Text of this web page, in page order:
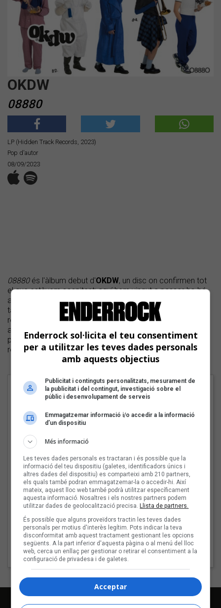
OKDW
08880
LP (Hidden Track Records, 2023)
Pop d'autor
08/09/2023
08880és l'àlbum debut d'OKDW, un disc on confirmen tot
el que estàvem sospitant: aquí hem vingut a passar-ho bé,
a ballar, a vacil·lar i a divertir-nos. Però en aquest disc
també trobarem espai per a la reflexió sobre temes
relacionats amb la comunitat LGTBI+ i la salut mental,
alhora que funciona com un petit manual de supervivència
per a resistir en la societat accelerada en la qual vivim. En
resum, tot un al·legat a la Generació Z.
Cançons
1 - Big bang
2 - Només amigues
3 - Miau
4 - Angry Virts
5 - Blisters
6 - 08880
7 - La mel
8 - Cabos sueltos
9 - Saliva
10 - Estic bé
Enderrock sol·licita el teu consentiment
per a utilitzar les teves dades personals
amb aquests objectius
Publicitat i continguts personalitzats, mesurament de
la publicitat i del contingut, investigació sobre el
públic i desenvolupament de serveis
Emmagatzemar informació i/o accedir a la informació
d’un dispositiu
Més informació
Les teves dades personals es tractaran i és possible que la
informació del teu dispositiu (galetes, identificadors únics i
altres dades del dispositiu) es comparteixi amb 210 partners,
els quals també podran emmagatzemar-la o accedir-hi. Així
mateix, aquest lloc web també podrà utilitzar específicament
aquesta informació. Nosaltres i els nostres partners podem
utilitzar dades de geolocalització precisa. Llista de partners.
És possible que alguns proveïdors tractin les teves dades
personals per motius d'interès legítim. Pots indicar la teva
disconformitat amb aquest tractament gestionant les opcions
següents. A la part inferior d'aquesta pàgina o al menú del lloc
web, cerca un enllaç per gestionar o retirar el consentiment a la
configuració de privadesa i de galetes.
Acceptar